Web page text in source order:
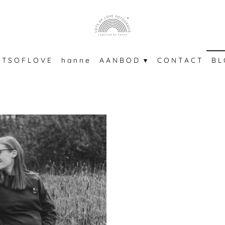
T S O F L O V E h a n n e A A N B O D C O N T A C T B L